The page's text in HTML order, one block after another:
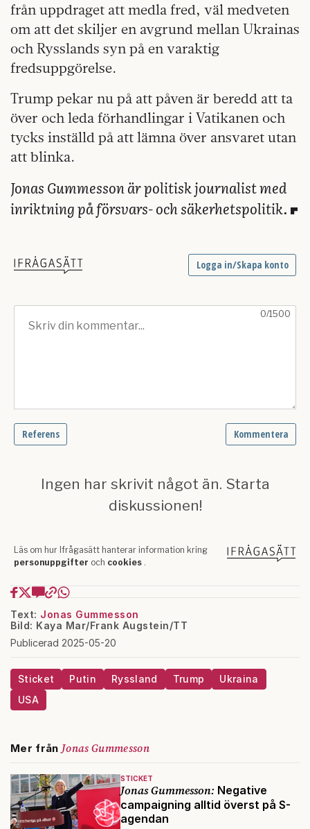
från uppdraget att medla fred, väl medveten
om att det skiljer en avgrund mellan Ukrainas
och Rysslands syn på en varaktig
fredsuppgörelse.
Trump pekar nu på att påven är beredd att ta
över och leda förhandlingar i Vatikanen och
tycks inställd på att lämna över ansvaret utan
att blinka.
Jonas Gummesson är politisk journalist med
inriktning på försvars- och säkerhetspolitik.
Text: Jonas Gummesson
Bild: Kaya Mar/Frank Augstein/TT
Publicerad 2025-05-20
Sticket Putin Ryssland Trump
Ukraina
USA
Mer från Jonas Gummesson
STICKET
Jonas Gummesson: Negative
campaigning alltid överst på S-
agendan